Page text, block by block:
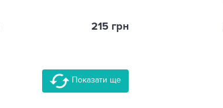
215 грн
Показати ще